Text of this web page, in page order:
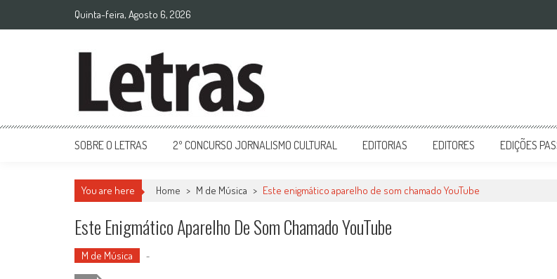
Quinta-feira, Agosto 6, 2026
SOBRE O LETRAS 2º CONCURSO JORNALISMO CULTURAL EDITORIAS EDITORES EDIÇÕES
You are here Home > M de Música > Este enigmático aparelho de som chamado YouTube
Este Enigmático Aparelho De Som Chamado YouTube
M de Música -